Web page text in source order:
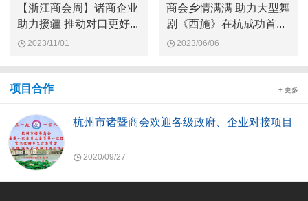
【浙江商会周】诸商企业
助力援疆 推动对口更好...
2023/11/01
商会乡情满满 助力大型舞
剧《西施》在杭成功首...
2023/06/06
项目合作 + 更多
杭州市诸暨商会欢迎各级政府、企业对接项目
2020/09/27